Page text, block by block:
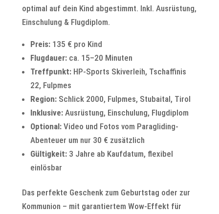
optimal auf dein Kind abgestimmt. Inkl. Ausrüstung,
Einschulung & Flugdiplom.
Preis:135 € pro Kind
Flugdauer:ca. 15–20 Minuten
Treffpunkt:HP-Sports Skiverleih, Tschaffinis
22, Fulpmes
Region:Schlick 2000, Fulpmes, Stubaital, Tirol
Inklusive:Ausrüstung, Einschulung, Flugdiplom
Optional:Video und Fotos vom Paragliding-
Abenteuer um nur 30 € zusätzlich
Gültigkeit:3 Jahre ab Kaufdatum, flexibel
einlösbar
Das perfekte Geschenk zum Geburtstag oder zur
Kommunion – mit garantiertem Wow-Effekt für